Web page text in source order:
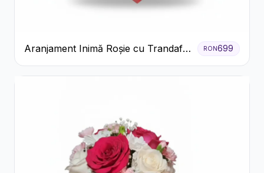
Aranjament Inimă Roșie cu Trandafiri
și Ferrero Rocher Premium
RON699